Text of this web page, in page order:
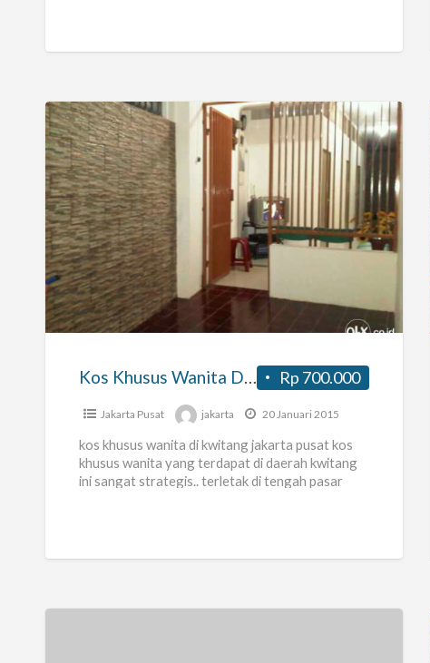
Kos
Khusus
Wanita
Di
Rp 700.000
Kos Khusus Wanita Di Ps. Kwitang
Jakarta Pusat jakarta 20 Januari 2015
kos khusus wanita di kwitang jakarta pusat kos
khusus wanita yang terdapat di daerah kwitang
ini sangat strategis.. terletak di tengah pasar